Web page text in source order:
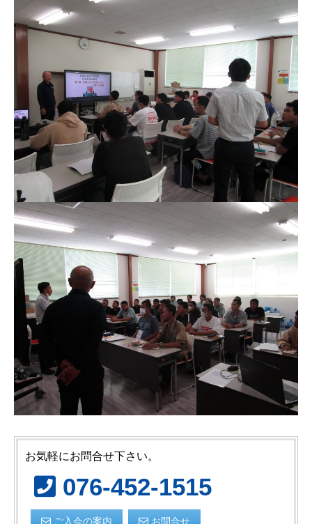
お気軽にお問合せ下さい。
076-452-1515
ご入会の案内 お問合せ